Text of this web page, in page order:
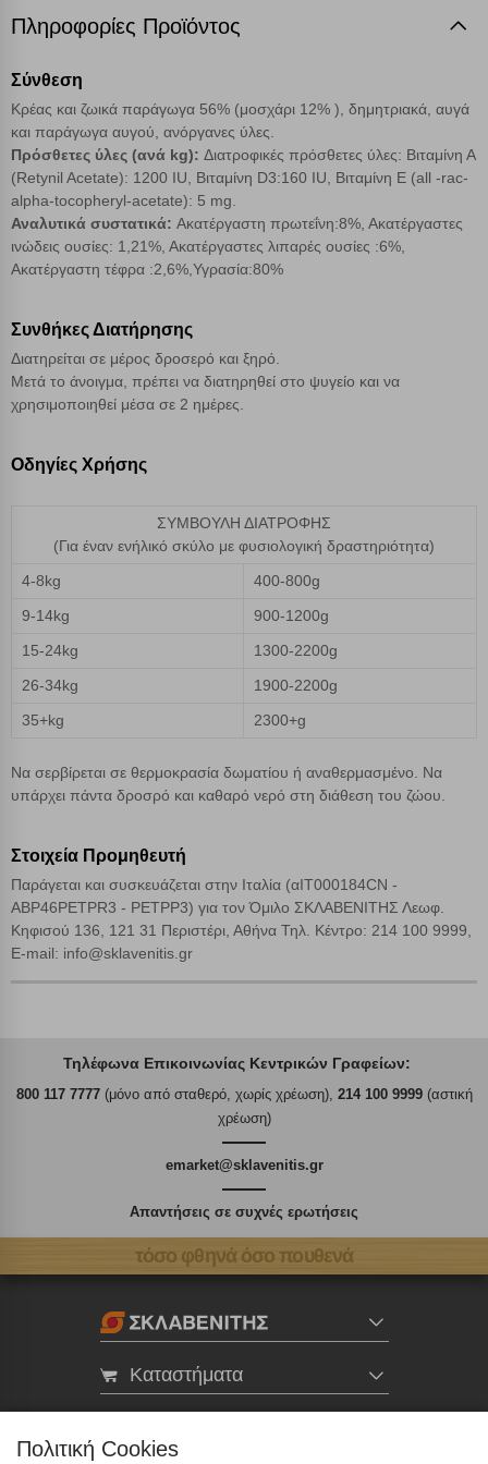
Πληροφορίες Προϊόντος
Σύνθεση
Κρέας και ζωικά παράγωγα 56% (μοσχάρι 12% ), δημητριακά, αυγά
και παράγωγα αυγού, ανόργανες ύλες.
Πρόσθετες ύλες (ανά kg): Διατροφικές πρόσθετες ύλες: Βιταμίνη Α
(Retynil Acetate): 1200 ΙU, Bιταμίνη D3:160 IU, Βιταμίνη Ε (all -rac-
alpha-tocopheryl-acetate): 5 mg.
Αναλυτικά συστατικά: Ακατέργαστη πρωτεΐνη:8%, Ακατέργαστες
ινώδεις ουσίες: 1,21%, Ακατέργαστες λιπαρές ουσίες :6%,
Ακατέργαστη τέφρα :2,6%,Υγρασία:80%
Συνθήκες Διατήρησης
Διατηρείται σε μέρος δροσερό και ξηρό.
Μετά το άνοιγμα, πρέπει να διατηρηθεί στο ψυγείο και να
χρησιμοποιηθεί μέσα σε 2 ημέρες.
Οδηγίες Χρήσης
ΣΥΜΒΟΥΛΗ ΔΙΑΤΡΟΦΗΣ
(Για έναν ενήλικό σκύλο με φυσιολογική δραστηριότητα)
4-8kg
400-800g
9-14kg
900-1200g
15-24kg
1300-2200g
26-34kg
1900-2200g
35+kg
2300+g
Να σερβίρεται σε θερμοκρασία δωματίου ή αναθερμασμένο. Να
υπάρχει πάντα δροσρό και καθαρό νερό στη διάθεση του ζώου.
Στοιχεία Προμηθευτή
Παράγεται και συσκευάζεται στην Ιταλία (αIT000184CN -
ABP46PETPR3 - PETPP3) για τον Όμιλο ΣΚΛΑΒΕΝΙΤΗΣ Λεωφ.
Κηφισού 136, 121 31 Περιστέρι, Αθήνα Τηλ. Κέντρο: 214 100 9999,
Ε-mail: info@sklavenitis.gr
Τηλέφωνα Επικοινωνίας Κεντρικών Γραφείων:
800 117 7777(μόνο από σταθερό, χωρίς χρέωση), 214 100 9999(αστική
χρέωση)
emarket@sklavenitis.gr
Απαντήσεις σε συχνές ερωτήσεις
τόσο φθηνά όσο πουθενά
Καταστήματα
Πολιτική Cookies
απολύτως απαραίτητων cookies για την ομαλή λειτουργία του
επάνω δεξιά, αφού ενημερωθείτε σχετικά. Ωστόσο θα πρέπει να
γνωρίζετε ότι αποκλεισμός ορισμένων κατηγοριών αρχείων cookies,
μπορεί να επηρεάσει την εμπειρία της περιήγησής σας ή/και της
χρήσης των υπηρεσιών μας. Δείτε περισσότερα
Λειτουργικά cookies
Cookies στόχευσης
Cookies απόδοσης
Απολύτως απαραίτητα cookies
Απόρριψη όλων
Αποδοχή όλων